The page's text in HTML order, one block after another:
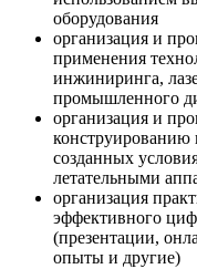
оборудования
организация и
применения
инжиниринга,
промышленного
организация и
конструированию
созданных
летательными
организация
эффективного
(презентации,
опыты и другие)